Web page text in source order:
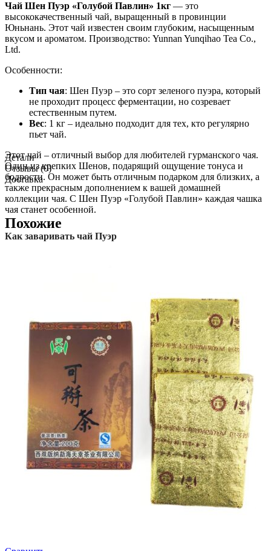
Чай Шен Пуэр «Голубой Павлин» 1кг — это
высококачественный чай, выращенный в провинции
Юньнань. Этот чай известен своим глубоким, насыщенным
вкусом и ароматом. Производство: Yunnan Yunqihao Tea Co.,
Ltd.
Особенности:
Тип чая: Шен Пуэр – это сорт зеленого пуэра, который
не проходит процесс ферментации, но созревает
естественным путем.
Вес: 1 кг – идеально подходит для тех, кто регулярно
пьет чай.
Этот чай – отличный выбор для любителей гурманского чая.
Один из крепких Шенов, подарящий ощущение тонуса и
бодрости. Он может быть отличным подарком для близких, а
также прекрасным дополнением к вашей домашней
коллекции чая. С Шен Пуэр «Голубой Павлин» каждая чашка
чая станет особенной.
Как заваривать чай Пуэр
95°С
Детали
Отзывы (0)
Доставка
Похожие